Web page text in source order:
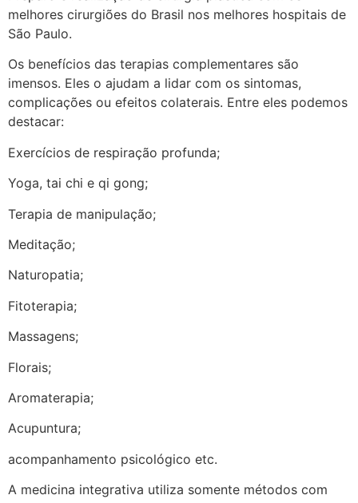
melhores cirurgiões do Brasil nos melhores hospitais de
São Paulo.
Os benefícios das terapias complementares são
imensos. Eles o ajudam a lidar com os sintomas,
complicações ou efeitos colaterais. Entre eles podemos
destacar:
Exercícios de respiração profunda;
Yoga, tai chi e qi gong;
Terapia de manipulação;
Meditação;
Naturopatia;
Fitoterapia;
Massagens;
Florais;
Aromaterapia;
Acupuntura;
acompanhamento psicológico etc.
A medicina integrativa utiliza somente métodos com